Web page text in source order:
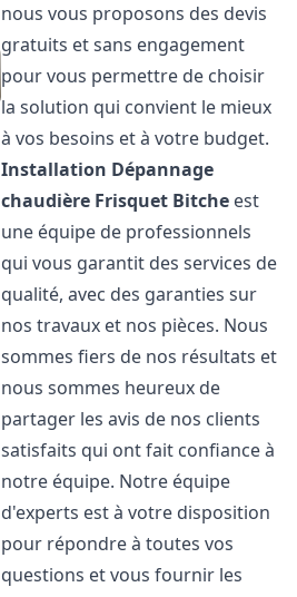
nous vous proposons des devis
gratuits et sans engagement
pour vous permettre de choisir
la solution qui convient le mieux
à vos besoins et à votre budget.
Installation Dépannage
chaudière Frisquet Bitche est
une équipe de professionnels
qui vous garantit des services de
qualité, avec des garanties sur
nos travaux et nos pièces. Nous
sommes fiers de nos résultats et
nous sommes heureux de
partager les avis de nos clients
satisfaits qui ont fait confiance à
notre équipe. Notre équipe
d'experts est à votre disposition
pour répondre à toutes vos
questions et vous fournir les